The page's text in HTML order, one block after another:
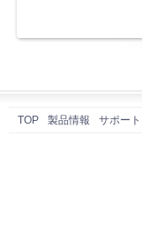
TOP 製品情報 サポート